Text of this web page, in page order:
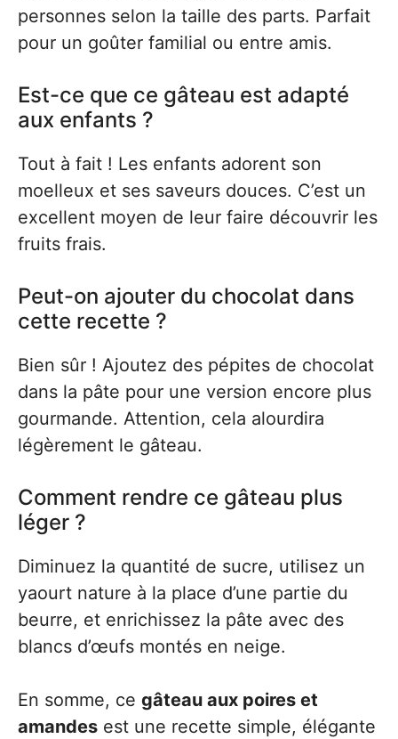
personnes selon la taille des parts. Parfait
pour un goûter familial ou entre amis.
Est-ce que ce gâteau est adapté
aux enfants ?
Tout à fait ! Les enfants adorent son
moelleux et ses saveurs douces. C’est un
excellent moyen de leur faire découvrir les
fruits frais.
Peut-on ajouter du chocolat dans
cette recette ?
Bien sûr ! Ajoutez des pépites de chocolat
dans la pâte pour une version encore plus
gourmande. Attention, cela alourdira
légèrement le gâteau.
Comment rendre ce gâteau plus
léger ?
Diminuez la quantité de sucre, utilisez un
yaourt nature à la place d’une partie du
beurre, et enrichissez la pâte avec des
blancs d’œufs montés en neige.
En somme, ce gâteau aux poires et
amandes est une recette simple, élégante